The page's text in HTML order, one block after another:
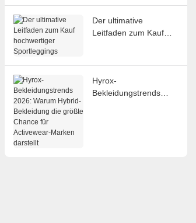
Der ultimative
Leitfaden zum Kauf
Hyrox-
Bekleidungstrends